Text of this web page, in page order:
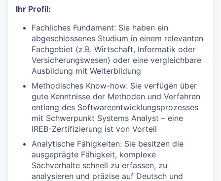
Ihr Profil:
Fachliches Fundament: Sie haben ein
abgeschlossenes Studium in einem relevanten
Fachgebiet (z.B. Wirtschaft, Informatik oder
Versicherungswesen) oder eine vergleichbare
Ausbildung mit Weiterbildung
Methodisches Know-how: Sie verfügen über
gute Kenntnisse der Methoden und Verfahren
entlang des Softwareentwicklungsprozesses
mit Schwerpunkt Systems Analyst – eine
IREB-Zertifizierung ist von Vorteil
Analytische Fähigkeiten: Sie besitzen die
ausgeprägte Fähigkeit, komplexe
Sachverhalte schnell zu erfassen, zu
analysieren und präzise auf Deutsch und